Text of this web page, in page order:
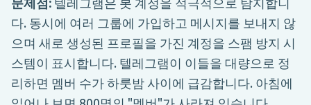
다. 동시에 여러 그룹에 가입하고 메시지를 보내지 않
으며 새로 생성된 프로필을 가진 계정을 스팸 방지 시
스템이 표시합니다. 텔레그램이 이들을 대량으로 정
리하면 멤버 수가 하룻밤 사이에 급감합니다. 아침에